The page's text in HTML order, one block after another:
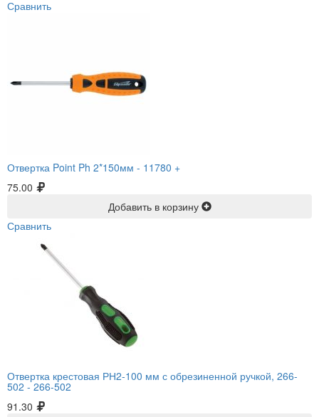
Сравнить
Отвертка Point Ph 2*150мм - 11780 +
75.00
Добавить в корзину
Сравнить
Отвертка крестовая РН2-100 мм с обрезиненной ручкой, 266-
502 -266-502
91.30